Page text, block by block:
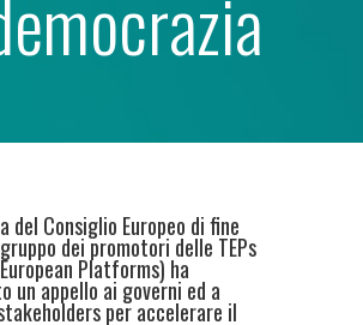
del Consiglio Europeo di fine
dei promotori delle TEPs
Platforms) ha
un appello ai governi ed a
per accelerare il